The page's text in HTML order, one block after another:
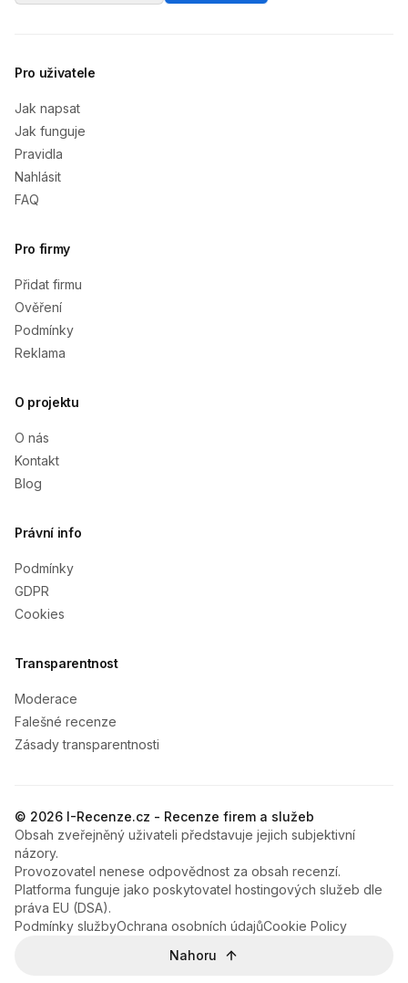
Pro uživatele
Jak napsat
Jak funguje
Pravidla
Nahlásit
FAQ
Pro firmy
Přidat firmu
Ověření
Podmínky
Reklama
O projektu
O nás
Kontakt
Blog
Právní info
Podmínky
GDPR
Cookies
Transparentnost
Moderace
Falešné recenze
Zásady transparentnosti
© 2026 I-Recenze.cz - Recenze firem a služeb
Obsah zveřejněný uživateli představuje jejich subjektivní
názory.
Provozovatel nenese odpovědnost za obsah recenzí.
Platforma funguje jako poskytovatel hostingových služeb dle
práva EU (DSA).
Podmínky službyOchrana osobních údajůCookie Policy
Nahoru